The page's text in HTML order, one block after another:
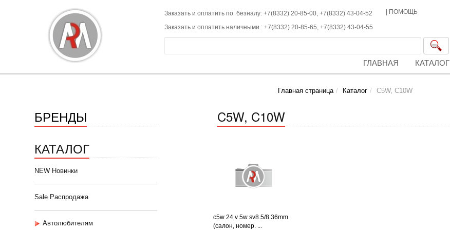
Заказать и оплатить по безналу: +7(8332) 20-85-00, +7(8332) 43-04-52
Заказать и оплатить наличными : +7(8332) 20-85-65, +7(8332) 43-04-55
ПОМОЩЬ
ГЛАВНАЯ КАТАЛОГ
Главная страница Каталог C5W, C10W
БРЕНДЫ
КАТАЛОГ
NEW Новинки
Sale Распродажа
Автолюбителям
C5W, C10W
c5w 24 v 5w sv8.5/8 36mm
(салон, номер. ...